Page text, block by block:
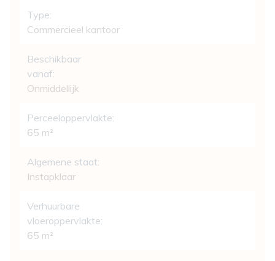
Type:
Commercieel kantoor
Beschikbaar
vanaf:
Onmiddellijk
Perceeloppervlakte:
65 m²
Algemene staat:
Instapklaar
Verhuurbare
vloeroppervlakte:
65 m²